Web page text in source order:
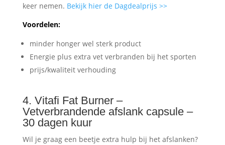
keer nemen. Bekijk hier de Dagdealprijs >>
Voordelen:
minder honger wel sterk product
Energie plus extra vet verbranden bij het sporten
prijs/kwaliteit verhouding
4. Vitafi Fat Burner –
Vetverbrandende afslank capsule –
30 dagen kuur
Wil je graag een beetje extra hulp bij het afslanken?